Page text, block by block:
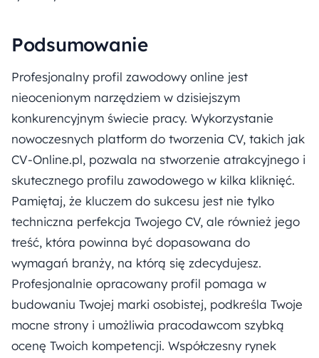
Podsumowanie
Profesjonalny profil zawodowy online jest
nieocenionym narzędziem w dzisiejszym
konkurencyjnym świecie pracy. Wykorzystanie
nowoczesnych platform do tworzenia CV, takich jak
CV-Online.pl, pozwala na stworzenie atrakcyjnego i
skutecznego profilu zawodowego w kilka kliknięć.
Pamiętaj, że kluczem do sukcesu jest nie tylko
techniczna perfekcja Twojego CV, ale również jego
treść, która powinna być dopasowana do
wymagań branży, na którą się zdecydujesz.
Profesjonalnie opracowany profil pomaga w
budowaniu Twojej marki osobistej, podkreśla Twoje
mocne strony i umożliwia pracodawcom szybką
ocenę Twoich kompetencji. Współczesny rynek